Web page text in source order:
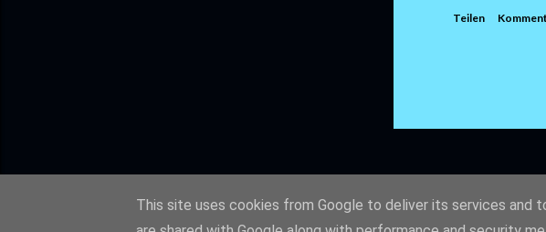
Teilen
This site uses cookies from Google to deliver its services and